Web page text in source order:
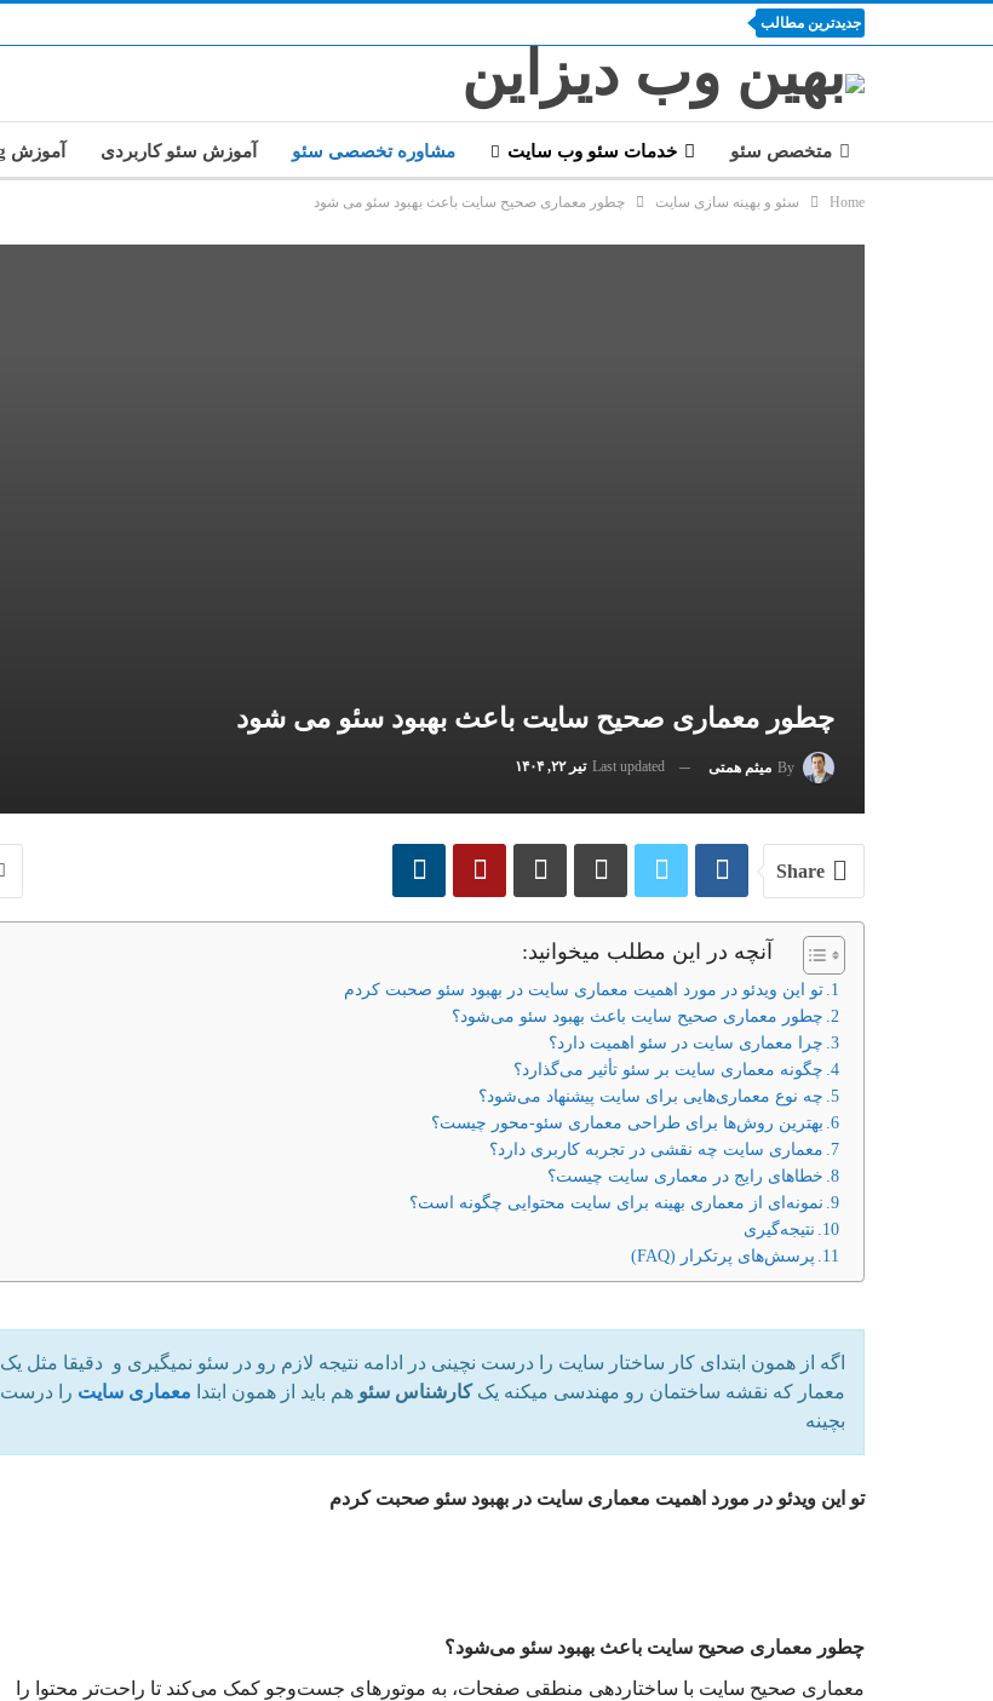
جدیدترین مطالب
متخصص سئو خدمات سئو وب سایت مشاوره تخصصی سئو آموزش سئو کاربردی آموزش Vibe Coding
Home سئو و بهینه سازی سایت چطور معماری صحیح سایت باعث بهبود سئو می شود
چطور معماری صحیح سایت باعث بهبود سئو می شود
By میثم همتی Last updated تیر ۲۲, ۱۴۰۴
Share
آنچه در این مطلب میخوانید:
تو این ویدئو در مورد اهمیت معماری سایت در بهبود سئو صحبت کردم
چطور معماری صحیح سایت باعث بهبود سئو می‌شود؟
چرا معماری سایت در سئو اهمیت دارد؟
چگونه معماری سایت بر سئو تأثیر می‌گذارد؟
چه نوع معماری‌هایی برای سایت پیشنهاد می‌شود؟
بهترین روش‌ها برای طراحی معماری سئو-محور چیست؟
معماری سایت چه نقشی در تجربه کاربری دارد؟
خطاهای رایج در معماری سایت چیست؟
نمونه‌ای از معماری بهینه برای سایت محتوایی چگونه است؟
نتیجه‌گیری
پرسش‌های پرتکرار (FAQ)
اگه از همون ابتدای کار ساختار سایت را درست نچینی در ادامه نتیجه لازم رو‌ در سئو نمیگیری و دقیقا مثل یک‌
معمار که نقشه ساختمان رو‌ مهندسی میکنه یککارشناس سئو هم باید از همون ابتدا معماری سایت را درست
بچینه
تو این ویدئو در مورد اهمیت معماری سایت در بهبود سئو صحبت کردم
چطور معماری صحیح سایت باعث بهبود سئو می‌شود؟
معماری صحیح سایت با ساختاردهی منطقی صفحات، به موتورهای جست‌وجو کمک می‌کند تا راحت‌تر محتوا را